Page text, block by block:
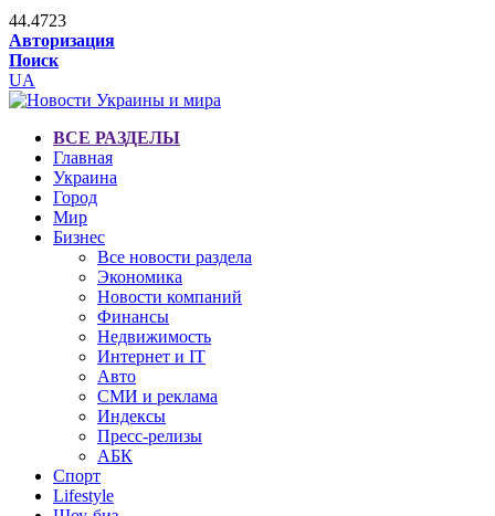
44.4723
Авторизация
Поиск
UA
ВСЕ РАЗДЕЛЫ
Главная
Украина
Город
Мир
Бизнес
Все новости раздела
Экономика
Новости компаний
Финансы
Недвижимость
Интернет и IT
Авто
СМИ и реклама
Индексы
Пресс-релизы
АБК
Спорт
Lifestyle